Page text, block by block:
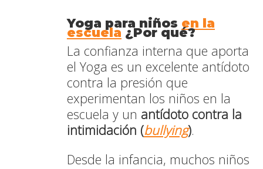
Yoga para niños en la
escuela¿Por qué?
La confianza interna que aporta
el Yoga es un excelente antídoto
contra la presión que
experimentan los niños en la
escuela y un antídoto contra la
intimidación (bullying).
Desde la infancia, muchos niños